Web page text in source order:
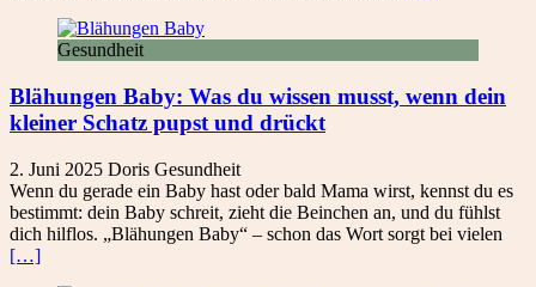
Gesundheit
Blähungen Baby: Was du wissen musst, wenn dein
kleiner Schatz pupst und drückt
2. Juni 2025 Doris Gesundheit
Wenn du gerade ein Baby hast oder bald Mama wirst, kennst du es
bestimmt: dein Baby schreit, zieht die Beinchen an, und du fühlst
dich hilflos. „Blähungen Baby“ – schon das Wort sorgt bei vielen
[…]